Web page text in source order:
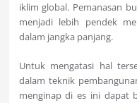
iklim global. Pemanasan
menjadi lebih pendek
dalam jangka panjang.
Untuk mengatasi hal
dalam teknik
menginap di es ini dapat